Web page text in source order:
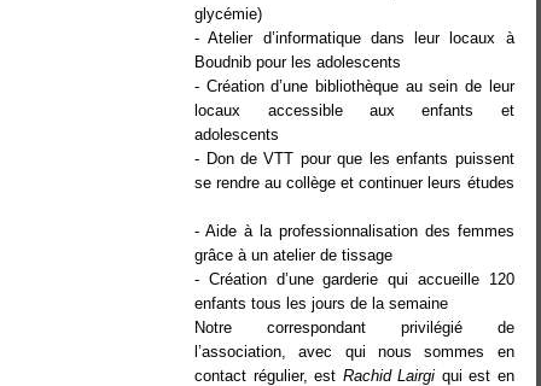
glycémie)
- Atelier d’informatique dans leur locaux à
Boudnib pour les adolescents
- Création d’une bibliothèque au sein de leur
locaux accessible aux enfants et
adolescents
- Don de VTT pour que les enfants puissent
se rendre au collège et continuer leurs études
- Aide à la professionnalisation des femmes
grâce à un atelier de tissage
- Création d’une garderie qui accueille 120
enfants tous les jours de la semaine
Notre correspondant privilégié de
l’association, avec qui nous sommes en
contact régulier, est Rachid Lairgi qui est en